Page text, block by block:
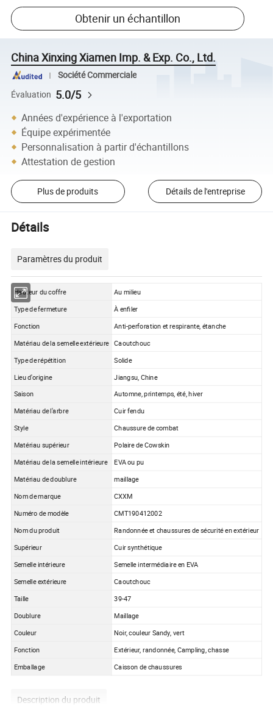
Obtenir un échantillon
China Xinxing Xiamen Imp. & Exp. Co., Ltd.
Société Commerciale
Évaluation 5.0/5
Années d'expérience à l'exportation
Équipe expérimentée
Personnalisation à partir d'échantillons
Attestation de gestion
Plus de produits Détails de l'entreprise
Détails
Paramètres du produit
Hauteur du coffre Au milieu
Type de fermeture À enfiler
Fonction Anti-perforation et respirante, étanche
Matériau de la semelle extérieure Caoutchouc
Type de répétition
Solide
Lieu d'origine Jiangsu, Chine
Saison Automne, printemps, été, hiver
Matériau de l'arbre Cuir fendu
Style
Chaussure de combat
Matériau supérieur
Polaire de Cowskin
Matériau de la semelle intérieure
EVA ou pu
Matériau de doublure
maillage
Nom de marque
CXXM
Numéro de modèle
CMT190412002
Nom du produit
Randonnée et chaussures de sécurité en extérieur
Supérieur
Cuir synthétique
Semelle intérieure
Semelle intermédiaire en EVA
Semelle extérieure
Caoutchouc
Taille
39-47
Doublure
Maillage
Couleur
Noir, couleur Sandy, vert
Fonction
Extérieur, randonnée, Campling, chasse
Emballage
Caisson de chaussures
Description du produit